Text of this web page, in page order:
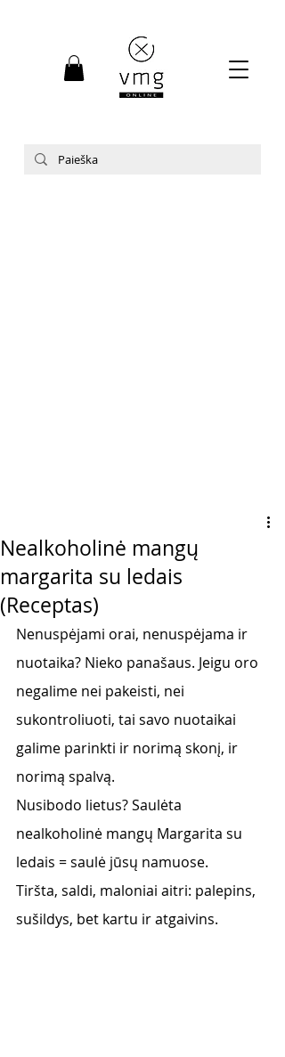
Nealkoholinė mangų
margarita su ledais
(Receptas)
Nenuspėjami orai, nenuspėjama ir
nuotaika? Nieko panašaus. Jeigu oro
negalime nei pakeisti, nei
sukontroliuoti, tai savo nuotaikai
galime parinkti ir norimą skonį, ir
norimą spalvą.
Nusibodo lietus? Saulėta
nealkoholinė mangų Margarita su
ledais = saulė jūsų namuose.
Tiršta, saldi, maloniai aitri: palepins,
sušildys, bet kartu ir atgaivins.